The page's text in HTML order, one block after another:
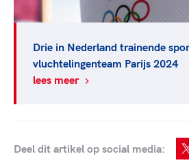
Drie in Nederland trainende
vluchtelingenteam Parijs 2024
lees meer
Deel dit artikel op social media: